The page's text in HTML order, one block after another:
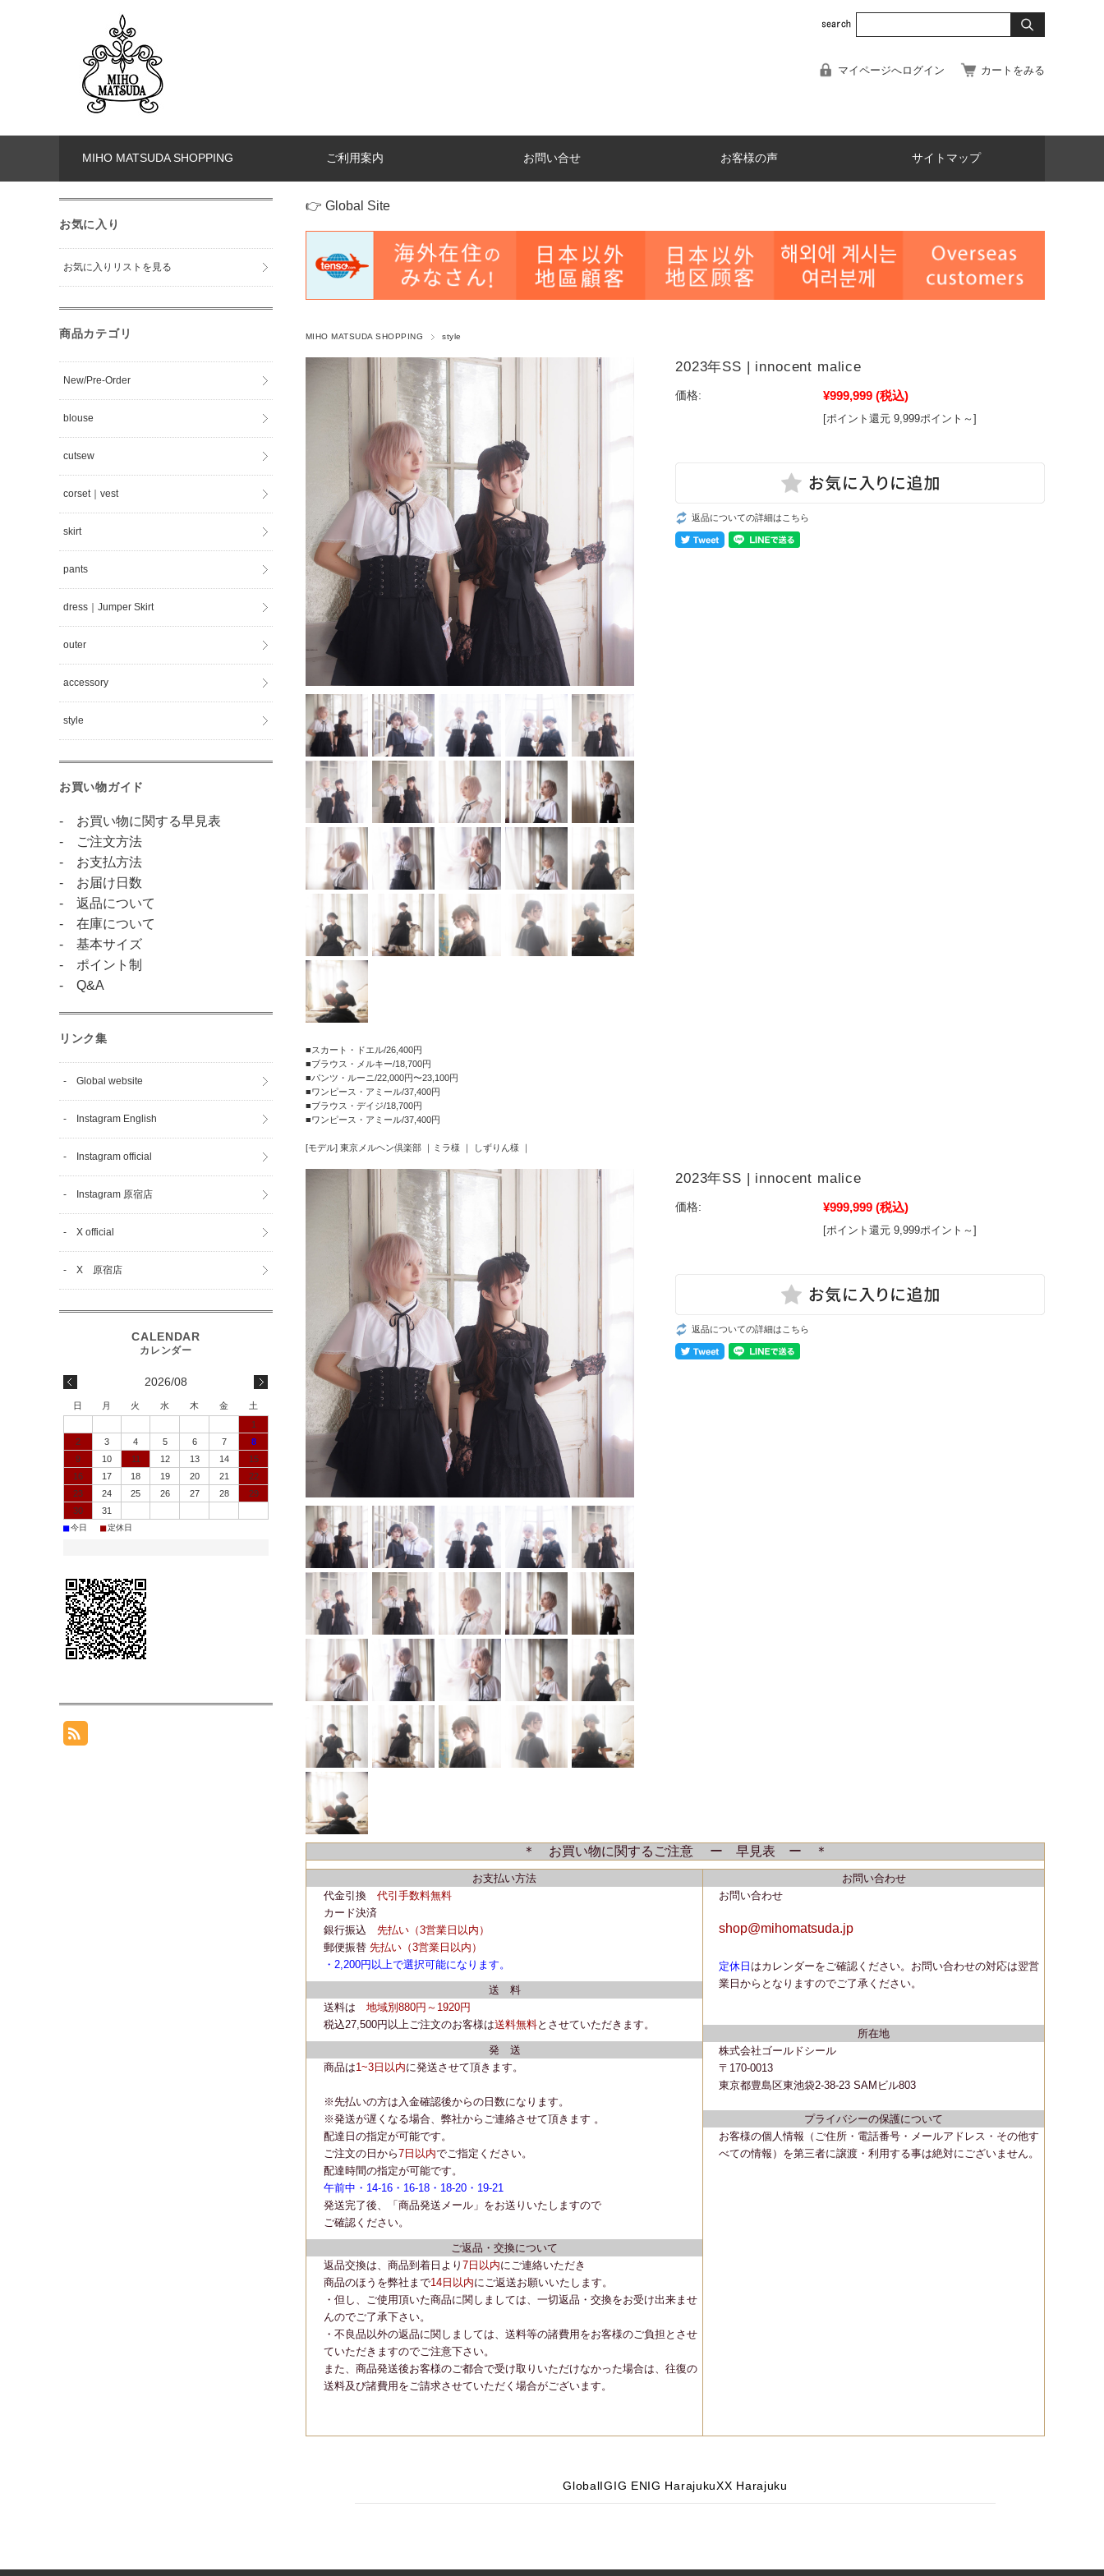
マイページへログイン カートをみる
MIHO MATSUDA SHOPPING ご利用案内 お問い合せ お客様の声 サイトマップ
👉 Global Site
MIHO MATSUDA SHOPPING style
2023年SS | innocent malice
価格: ¥999,999 (税込)
[ポイント還元 9,999ポイント～]
返品についての詳細はこちら
■スカート・ドエル/26,400円
■ブラウス・メルキー/18,700円
■パンツ・ルーニ/22,000円〜23,100円
■ワンピース・アミール/37,400円
■ブラウス・デイジ/18,700円
■ワンピース・アミール/37,400円
[モデル] 東京メルヘン倶楽部 ｜ ミラ様 ｜ しずりん様 ｜
2023年SS | innocent malice
価格: ¥999,999 (税込)
[ポイント還元 9,999ポイント～]
返品についての詳細はこちら
＊ お買い物に関するご注意 ー 早見表 ー ＊
お支払い方法
代金引換
代引手数料無料
カード決済
銀行振込
先払い （3営業日以内）
郵便振替 先払い （3営業日以内）
・2,200円以上で選択可能になります。
送 料
送料は 地域別880円～1920円
税込27,500円以上ご注文のお客様は送料無料とさせていただきます。
発 送
商品は1~3日以内に発送させて頂きます。
※先払いの方は入金確認後からの日数になります。
※発送が遅くなる場合、弊社からご連絡させて頂きます 。
配達日の指定が可能です。
ご注文の日から7日以内でご指定ください。
配達時間の指定が可能です。
午前中・14-16・16-18・18-20・19-21
発送完了後、「商品発送メール」をお送りいたしますので
ご確認ください。
ご返品・交換について
返品交換は、商品到着日より 7日以内にご連絡いただき
商品のほうを弊社まで14日以内にご返送お願いいたします。
・但し、ご使用頂いた商品に関しましては、一切返品・交換をお受け出来ませ
んのでご了承下さい。
・不良品以外の返品に関しましては、送料等の諸費用をお客様のご負担とさせ
ていただきますのでご注意下さい。
また、商品発送後お客様のご都合で受け取りいただけなかった場合は、往復の
送料及び諸費用をご請求させていただく場合がございます。
お問い合わせ
お問い合わせ
shop@mihomatsuda.jp
定休日 はカレンダーをご確認ください。 お問い合わせの対応は翌営
業日からとなりますのでご了承ください。
所在地
株式会社ゴールドシール
〒170-0013
東京都豊島区東池袋2-38-23 SAMビル803
プライバシーの保護について
お客様の個人情報（ご住所・電話番号・メールアドレス・その他す
べての情報）を第三者に譲渡・利用する事は絶対にございません。
GlobalIGIG ENIG HarajukuXX Harajuku
お気に入り
お気に入りリストを見る
商品カテゴリ
New/Pre-Order
blouse
cutsew
corset｜vest
skirt
pants
dress｜Jumper Skirt
outer
accessory
style
お買い物ガイド
- お買い物に関する早見表
- ご注文方法
- お支払方法
- お届け日数
- 返品について
- 在庫について
- 基本サイズ
- ポイント制
- Q&A
リンク集
- Global website
- Instagram English
- Instagram official
- Instagram 原宿店
- X official
- X 原宿店
2026/08
日 月 火 水 木 金
土
1
2
3 4 5 6 7
8
9
10 11 12 13 14
15
16
17 18 19 20 21
22
23
24 25 26 27 28
29
30
31
■今日 ■定休日